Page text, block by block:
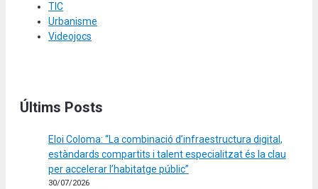
TIC
Urbanisme
Videojocs
Últims Posts
Eloi Coloma: “La combinació d’infraestructura digital,
estàndards compartits i talent especialitzat és la clau
per accelerar l’habitatge públic”
30/07/2026